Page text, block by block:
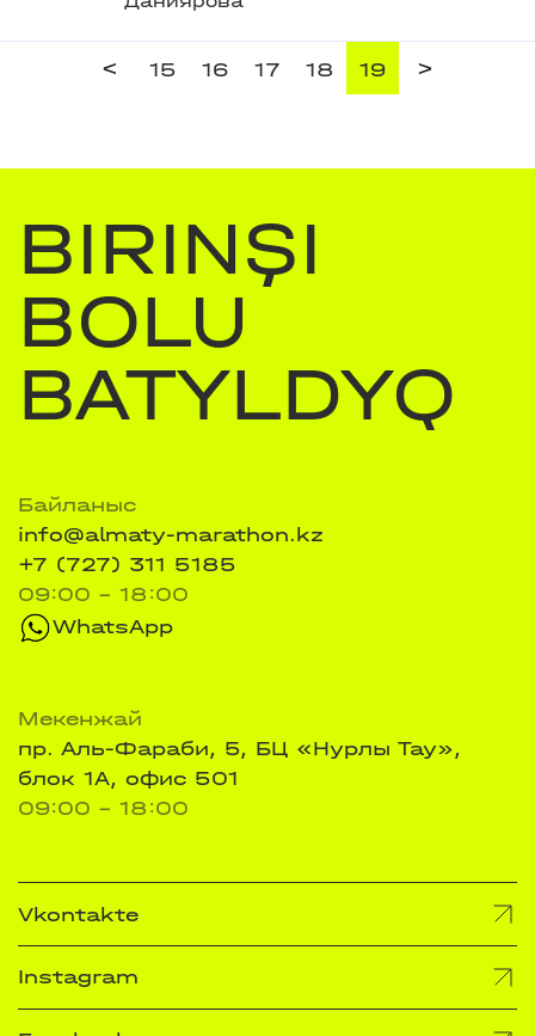
< 15 16 17 18 19 >
BIRINŞI
BOLU
BATYLDYQ
Байланыс
info@almaty-marathon.kz
+7 (727) 311 5185
09:00 - 18:00
WhatsApp
Мекенжай
пр. Аль-Фараби, 5, БЦ «Нурлы Тау»,
блок 1А, офис 501
09:00 - 18:00
Vkontakte
Instagram